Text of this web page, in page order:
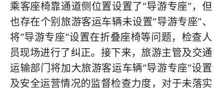
乘客座椅靠通道侧位置设置了“导游专座”，但
也存在个别旅游客运车辆未设置“导游专座”、
将“导游专座”设置在折叠座椅等问题，检查人
员现场进行了纠正。接下来，旅游主管及交通
运输部门将加大旅游客运车辆“导游专座”设置
及安全运营情况的监督检查力度，对于未落实